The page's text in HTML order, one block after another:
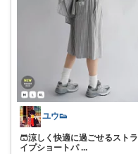
ユウ👟
🩳涼しく快適に過ごせるストラ
イプショートパ ...